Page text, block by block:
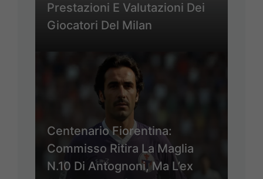
Prestazioni E Valutazioni Dei
Giocatori Del Milan
Centenario Fiorentina:
Commisso Ritira La Maglia
N.10 Di Antognoni, Ma L’ex